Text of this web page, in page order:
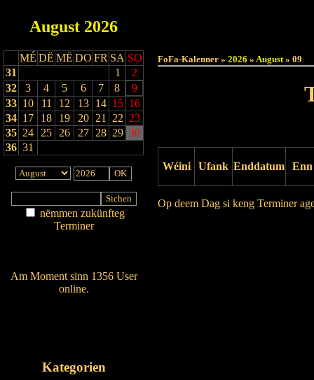
August 2026
MÉ DË MË DO FR SA SO
31
1
2
32
3 4 5 6 7 8
9
33 10 11 12 13 14 15 16
34 17 18 19 20 21 22 23
35 24 25 26 27 28 29 30
36 31
nëmmen zukünfteg
Terminer
Am Moment sinn 1356 User
online.
Kategorien
FoFa-Kalenner » 2026 » August» 09
Wéini Ufank Enddatum Enn
Op deem Dag si keng Terminer